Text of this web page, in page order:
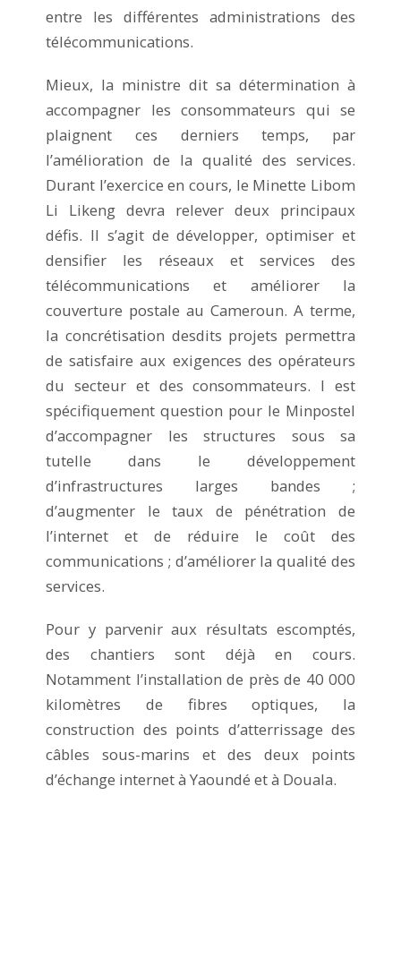
entre les différentes administrations des
télécommunications.
Mieux, la ministre dit sa détermination à
accompagner les consommateurs qui se
plaignent ces derniers temps, par
l’amélioration de la qualité des services.
Durant l’exercice en cours, le Minette Libom
Li Likeng devra relever deux principaux
défis. Il s’agit de développer, optimiser et
densifier les réseaux et services des
télécommunications et améliorer la
couverture postale au Cameroun. A terme,
la concrétisation desdits projets permettra
de satisfaire aux exigences des opérateurs
du secteur et des consommateurs. l est
spécifiquement question pour le Minpostel
d’accompagner les structures sous sa
tutelle dans le développement
d’infrastructures larges bandes ;
d’augmenter le taux de pénétration de
l’internet et de réduire le coût des
communications ; d’améliorer la qualité des
services.
Pour y parvenir aux résultats escomptés,
des chantiers sont déjà en cours.
Notamment l’installation de près de 40 000
kilomètres de fibres optiques, la
construction des points d’atterrissage des
câbles sous-marins et des deux points
d’échange internet à Yaoundé et à Douala.